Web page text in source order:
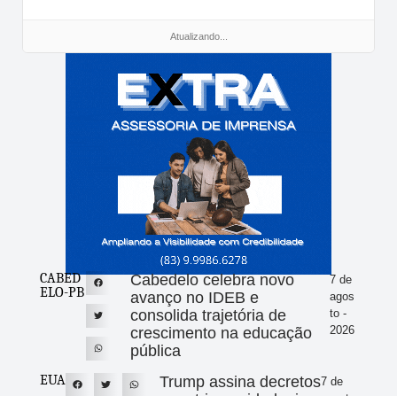
Atualizando...
CABED
ELO-PB
Cabedelo celebra novo
avanço no IDEB e
consolida trajetória de
crescimento na educação
pública
7 de
agos
to -
2026
EUA
Trump assina decretos7 de